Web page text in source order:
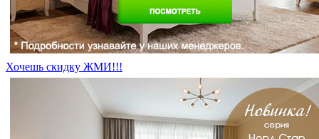
Хочешь скидку ЖМИ!!!